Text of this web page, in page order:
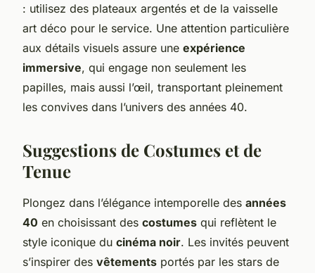
: utilisez des plateaux argentés et de la vaisselle
art déco pour le service. Une attention particulière
aux détails visuels assure une expérience
immersive, qui engage non seulement les
papilles, mais aussi l’œil, transportant pleinement
les convives dans l’univers des années 40.
Suggestions de Costumes et de
Tenue
Plongez dans l’élégance intemporelle des années
40 en choisissant des costumes qui reflètent le
style iconique du cinéma noir. Les invités peuvent
s’inspirer des vêtements portés par les stars de